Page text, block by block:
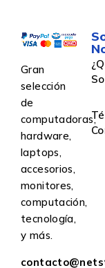
Gran
selección
de
computadoras,
hardware,
laptops,
accesorios,
monitores,
computación,
tecnología,
y más.